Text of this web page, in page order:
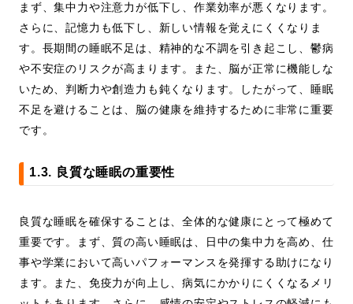
まず、集中力や注意力が低下し、作業効率が悪くなります。
さらに、記憶力も低下し、新しい情報を覚えにくくなりま
す。長期間の睡眠不足は、精神的な不調を引き起こし、鬱病
や不安症のリスクが高まります。また、脳が正常に機能しな
いため、判断力や創造力も鈍くなります。したがって、睡眠
不足を避けることは、脳の健康を維持するために非常に重要
です。
1.3. 良質な睡眠の重要性
良質な睡眠を確保することは、全体的な健康にとって極めて
重要です。まず、質の高い睡眠は、日中の集中力を高め、仕
事や学業において高いパフォーマンスを発揮する助けになり
ます。また、免疫力が向上し、病気にかかりにくくなるメリ